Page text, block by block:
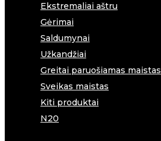
Ekstremaliai aštru
Gėrimai
Saldumynai
Užkandžiai
Greitai paruošiamas maistas
Sveikas maistas
Kiti produktai
N20